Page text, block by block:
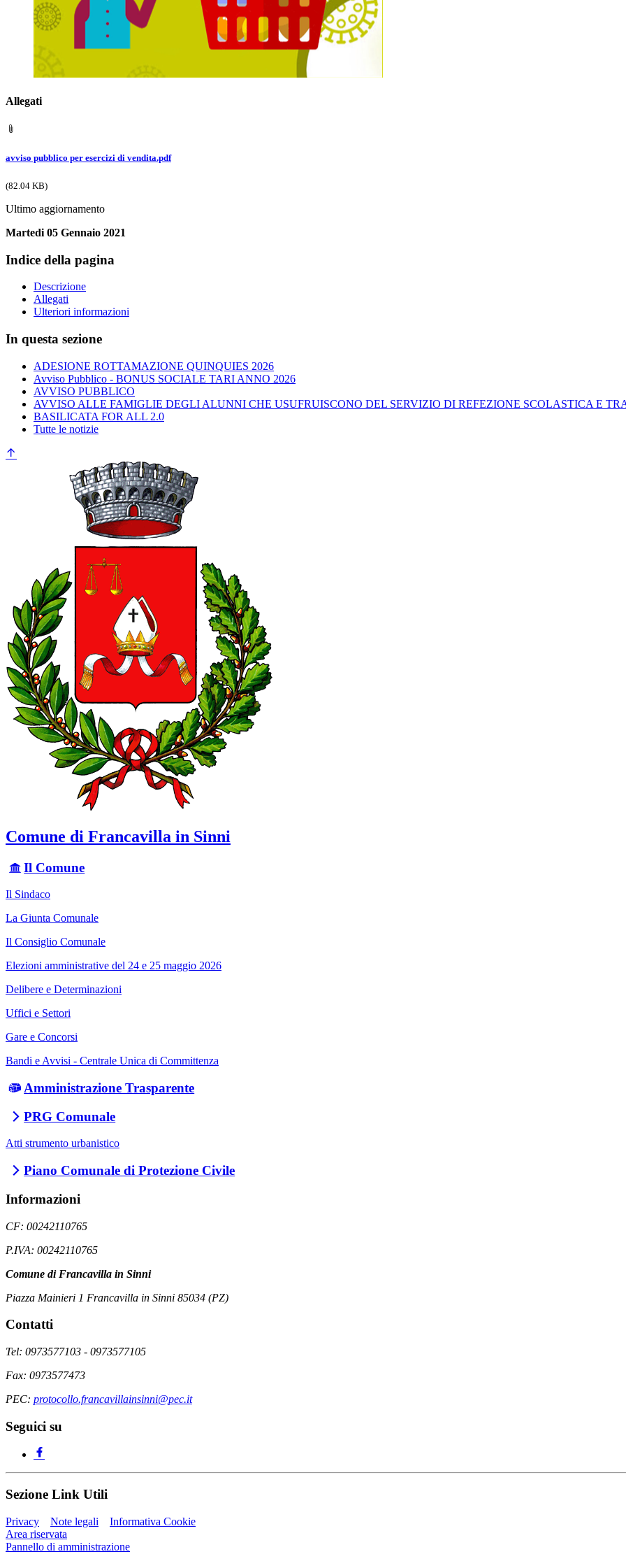
Allegati
avviso pubblico per esercizi di vendita.pdf
(82.04 KB)
Ultimo aggiornamento
Martedi 05 Gennaio 2021
Indice della pagina
Descrizione
Allegati
Ulteriori informazioni
In questa sezione
ADESIONE ROTTAMAZIONE QUINQUIES 2026
Avviso Pubblico - BONUS SOCIALE TARI ANNO 2026
AVVISO PUBBLICO
AVVISO ALLE FAMIGLIE DEGLI ALUNNI CHE USUFRUISCONO DEL SERVIZIO DI REFEZIONE SCOLASTICA E
BASILICATA FOR ALL 2.0
Tutte le notizie
Comune di Francavilla in Sinni
Il Comune
Il Sindaco
La Giunta Comunale
Il Consiglio Comunale
Elezioni amministrative del 24 e 25 maggio 2026
Delibere e Determinazioni
Uffici e Settori
Gare e Concorsi
Bandi e Avvisi - Centrale Unica di Committenza
Amministrazione Trasparente
PRG Comunale
Atti strumento urbanistico
Piano Comunale di Protezione Civile
Informazioni
CF: 00242110765
P.IVA: 00242110765
Comune di Francavilla in Sinni
Piazza Mainieri 1 Francavilla in Sinni 85034 (PZ)
Contatti
Tel: 0973577103 - 0973577105
Fax: 0973577473
PEC: protocollo.francavillainsinni@pec.it
Seguici su
Sezione Link Utili
Privacy Note legali
Informativa Cookie
Area riservata
Pannello di amministrazione